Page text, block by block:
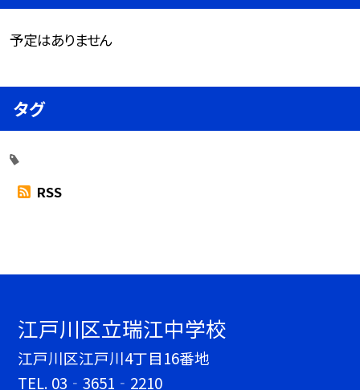
予定はありません
タグ
RSS
江戸川区立瑞江中学校
江戸川区江戸川4丁目16番地
TEL. 03‐3651‐2210